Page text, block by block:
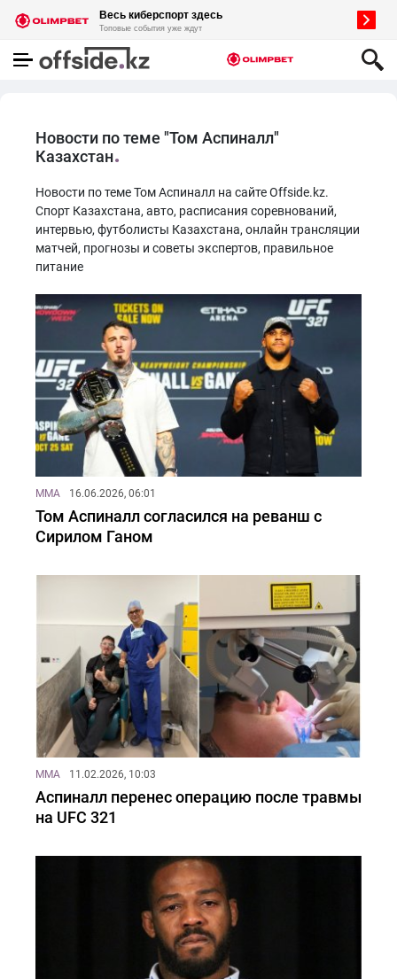
Новости по теме "Том Аспиналл"
Казахстан
Новости по теме Том Аспиналл на сайте Offside.kz.
Спорт Казахстана, авто, расписания соревнований,
интервью, футболисты Казахстана, онлайн трансляции
матчей, прогнозы и советы экспертов, правильное
питание
MMA 16.06.2026, 06:01
Том Аспиналл согласился на реванш с
Сирилом Ганом
MMA 11.02.2026, 10:03
Аспиналл перенес операцию после травмы
на UFC 321